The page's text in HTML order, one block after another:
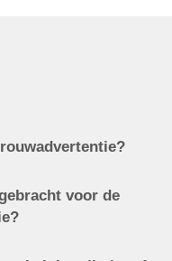
voor de